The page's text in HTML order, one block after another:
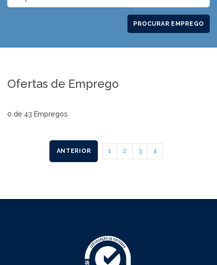
PROCURAR EMPREGO
Ofertas de Emprego
0 de 43 Empregos
ANTERIOR 1 2 3 4